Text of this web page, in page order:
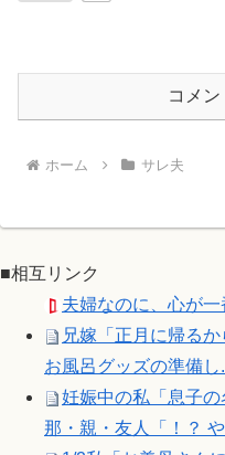
コメ
ホーム サレ夫
■相互リンク
夫婦なのに、心が一
兄嫁「正月に帰る
お風呂グッズの準備し
妊娠中の私「息子
那・親・友人「！？